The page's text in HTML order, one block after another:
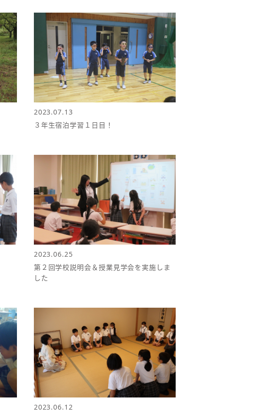
2023.07.13
３年生宿泊学習１日目！
2023.06.25
第２回学校説明会＆授業見学会を実施しま
した
2023.06.12